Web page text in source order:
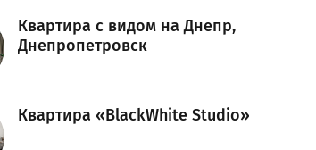
Квартира с видом на Днепр,
Днепропетровск
Квартира «BlackWhite Studio»